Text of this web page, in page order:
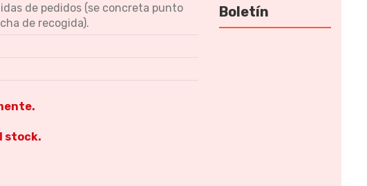
de pedidos (se concreta punto
de recogida).
stock.
Boletín